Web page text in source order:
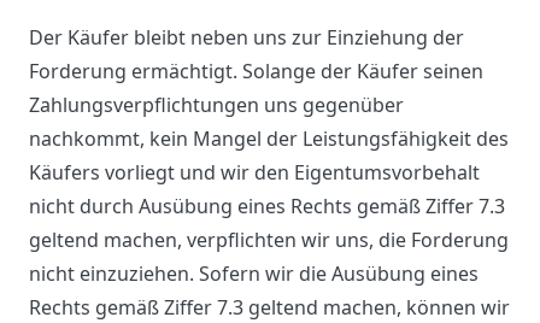
Der Käufer bleibt neben uns zur Einziehung der
Forderung ermächtigt. Solange der Käufer seinen
Zahlungsverpflichtungen uns gegenüber
nachkommt, kein Mangel der Leistungsfähigkeit des
Käufers vorliegt und wir den Eigentumsvorbehalt
nicht durch Ausübung eines Rechts gemäß Ziffer 7.3
geltend machen, verpflichten wir uns, die Forderung
nicht einzuziehen. Sofern wir die Ausübung eines
Rechts gemäß Ziffer 7.3 geltend machen, können wir